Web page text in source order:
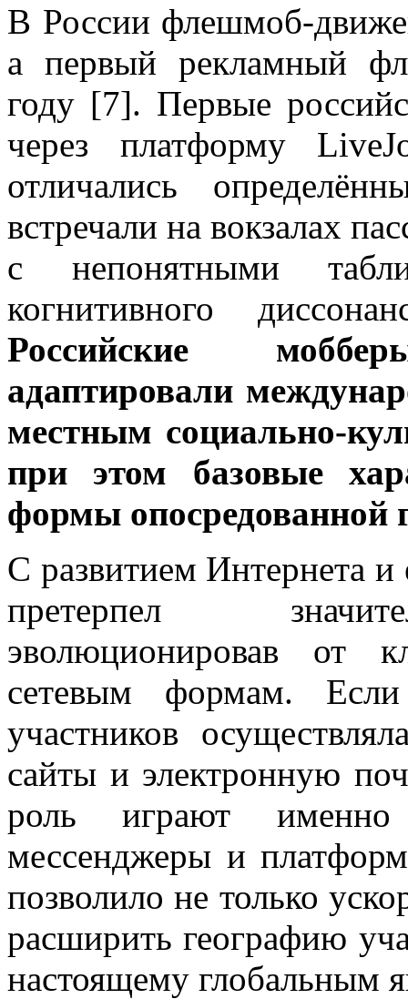
В России флешмоб-
а первый рекламный
году [7]. Первые
через платформу
отличались
встречали на вокзалах
с непонятными
когнитивного
Российские
адаптировали
местным социально-
при этом базовые
формы опосредованной
С развитием Интернета
претерпел
эволюционировав от
сетевым формам. Если
участников
сайты и электронную
роль играют именно
мессенджеры и
позволило не только
расширить географию
настоящему глобальным